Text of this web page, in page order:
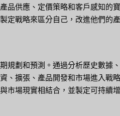
品供應、定價策略和客戶感知的
定戰略來區分自己，改進他們的
規劃和預測。通過分析歷史數據
、擴張、產品開發和市場進入戰
市場現實相結合，並製定可持續